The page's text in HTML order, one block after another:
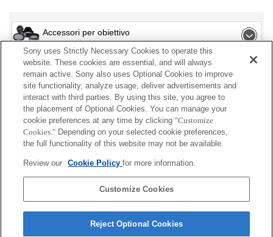
Accessori per obiettivo
Flash / Lampada
Scheda di memoria
Alimentazione
Accessori
A seconda del paese o dell'area geografica, alcuni
prodotti visualizzati potrebbero non essere
Sony uses Strictly Necessary Cookies to operate this
website. These cookies are essential, and will always
remain active. Sony also uses Optional Cookies to improve
site functionality, analyze usage, deliver advertisements and
interact with third parties. By using this site, you agree to
the placement of Optional Cookies. You can manage your
cookie preferences at any time by clicking "Customize
Cookies." Depending on your selected cookie preferences,
the full functionality of this website may not be available.
Review our Cookie Policyfor more information.
Customize Cookies
Reject Optional Cookies